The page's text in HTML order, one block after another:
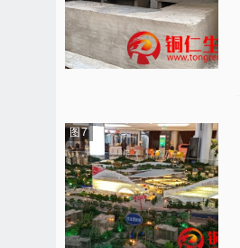
图7